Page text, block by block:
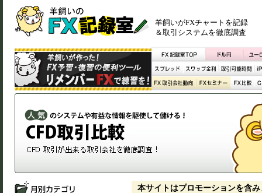
羊飼いがFXチャートを記録
＆取引システムを徹底調査
本サイトはプロモーションを含み